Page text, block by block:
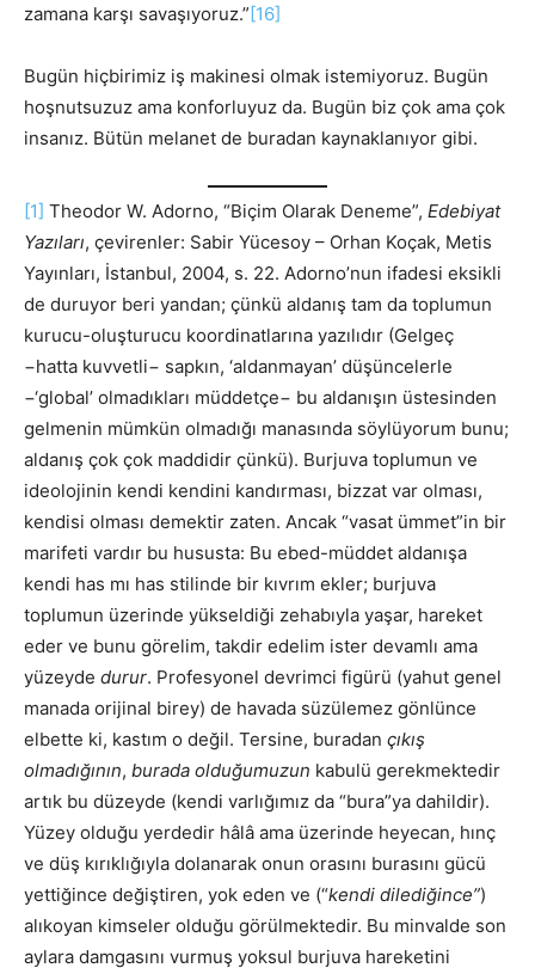
zamana karşı savaşıyoruz.”[16]
Bugün hiçbirimiz iş makinesi olmak istemiyoruz. Bugün
hoşnutsuzuz ama konforluyuz da. Bugün biz çok ama çok
insanız. Bütün melanet de buradan kaynaklanıyor gibi.
[1] Theodor W. Adorno, “Biçim Olarak Deneme”, Edebiyat
Yazıları, çevirenler: Sabir Yücesoy – Orhan Koçak, Metis
Yayınları, İstanbul, 2004, s. 22. Adorno’nun ifadesi eksikli
de duruyor beri yandan; çünkü aldanış tam da toplumun
kurucu-oluşturucu koordinatlarına yazılıdır (Gelgeç
−hatta kuvvetli− sapkın, ‘aldanmayan’ düşüncelerle
−‘global’ olmadıkları müddetçe− bu aldanışın üstesinden
gelmenin mümkün olmadığı manasında söylüyorum bunu;
aldanış çok çok maddidir çünkü). Burjuva toplumun ve
ideolojinin kendi kendini kandırması, bizzat var olması,
kendisi olması demektir zaten. Ancak “vasat ümmet”in bir
marifeti vardır bu hususta: Bu ebed-müddet aldanışa
kendi has mı has stilinde bir kıvrım ekler; burjuva
toplumun üzerinde yükseldiği zehabıyla yaşar, hareket
eder ve bunu görelim, takdir edelim ister devamlı ama
yüzeyde durur. Profesyonel devrimci figürü (yahut genel
manada orijinal birey) de havada süzülemez gönlünce
elbette ki, kastım o değil. Tersine, buradan çıkış
olmadığının, burada olduğumuzun kabulü gerekmektedir
artık bu düzeyde (kendi varlığımız da “bura”ya dahildir).
Yüzey olduğu yerdedir hâlâ ama üzerinde heyecan, hınç
ve düş kırıklığıyla dolanarak onun orasını burasını gücü
yettiğince değiştiren, yok eden ve (“kendi dilediğince”)
alıkoyan kimseler olduğu görülmektedir. Bu minvalde son
aylara damgasını vurmuş yoksul burjuva hareketini